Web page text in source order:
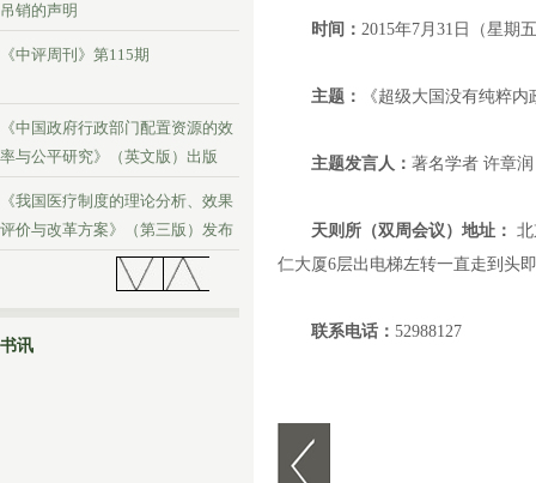
吊销的声明
《中评周刊》第115期
《中国政府行政部门配置资源的效
率与公平研究》（英文版）出版
《我国医疗制度的理论分析、效果
评价与改革方案》（第三版）发布
《中评周刊》第114期
书讯
时间：2015年7月31 日（星期
主题： 《超级大国没有纯粹内
主题发言人：著名学者 许章
天则所（双周会议）地址：
仁大厦6层出电梯左转一直走到头
联系电话：52988127